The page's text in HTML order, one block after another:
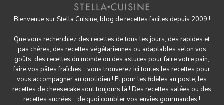
Bienvenue sur Stella Cuisine, blog de recettes faciles depuis 2009 !
Que vous recherchiez des recettes de tous les jours, des rapides et
pas chères, des recettes végétariennes ou adaptables selon vos
goûts, des recettes du monde ou des astuces pourfaire votre pain,
fairevos pâtes fraîches... vous trouverez ici toutes les recettes pour
vous accompagner au quotidien ! Et pour les fidèles au poste, les
recettes de cheesecake sont toujours là ! Des recettes salées ou des
recettes sucrées... de quoi combler vos envies gourmandes !